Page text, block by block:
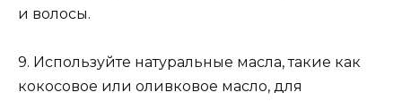
и волосы.
9. Используйте натуральные масла, такие как
кокосовое или оливковое масло, для